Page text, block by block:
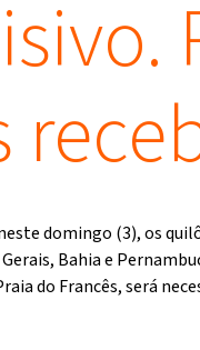
domingo (3), os
Bahia e
do Francês, será